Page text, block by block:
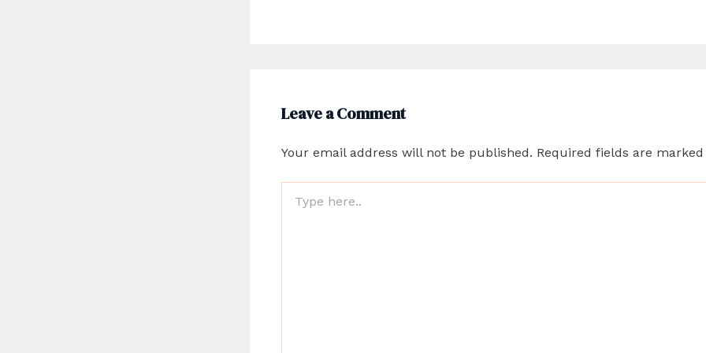
Leave a Comment
Your email address will not be published. Required fields are
here..